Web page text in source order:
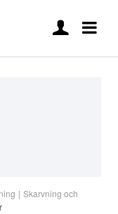
| Skarvning och